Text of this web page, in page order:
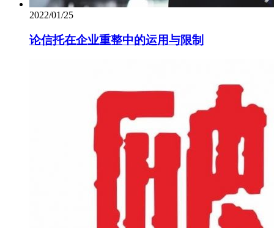
2022/01/25
论信托在企业重整中的运用与限制